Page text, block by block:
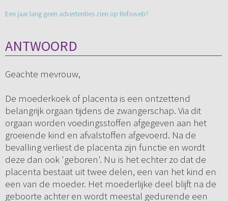
Een jaar lang geen advertenties zien op Refoweb?
ANTWOORD
Geachte mevrouw,
De moederkoek of placenta is een ontzettend
belangrijk orgaan tijdens de zwangerschap. Via dit
orgaan worden voedingsstoffen afgegeven aan het
groeiende kind en afvalstoffen afgevoerd. Na de
bevalling verliest de placenta zijn functie en wordt
deze dan ook 'geboren'. Nu is het echter zo dat de
placenta bestaat uit twee delen, een van het kind en
een van de moeder. Het moederlijke deel blijft na de
geboorte achter en wordt meestal gedurende een